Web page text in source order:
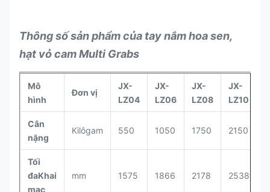
Thông số sản phẩm của tay nắm hoa sen,
hạt vỏ cam Multi Grabs
Mô
hình
Đơn vị
JX-
LZ04
JX-
LZ06
JX-
LZ08
JX-
LZ10
Cân
nặng
Kilôgam 550 1050 1750 2150
Tối
đaKhai
mạc
mm 1575 1866 2178 2538